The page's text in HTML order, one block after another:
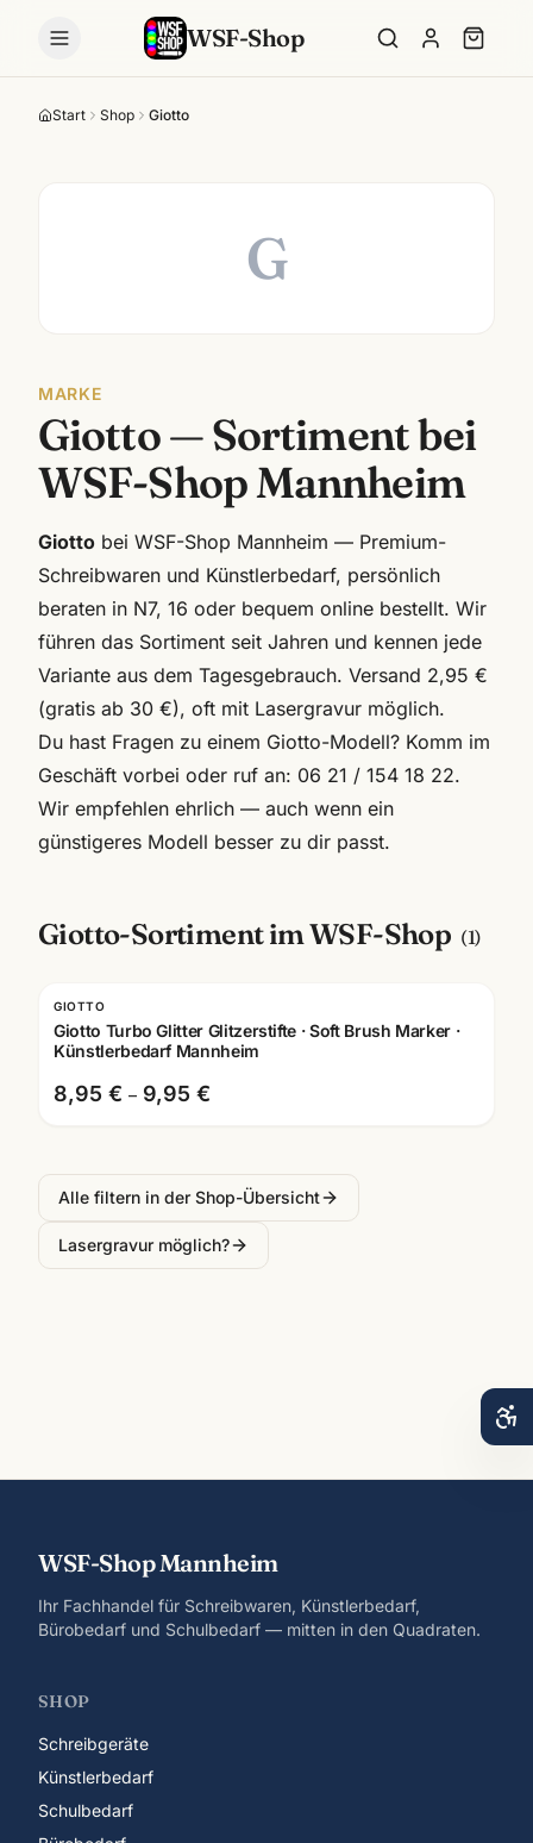
WSF-Shop
Start Shop Giotto
G
MARKE
Giotto— Sortiment bei
WSF-Shop Mannheim
Giotto bei WSF-Shop Mannheim — Premium-
Schreibwaren und Künstlerbedarf, persönlich
beraten in N7, 16 oder bequem online bestellt. Wir
führen das Sortiment seit Jahren und kennen jede
Variante aus dem Tagesgebrauch. Versand 2,95 €
(gratis ab 30 €), oft mit Lasergravur möglich.
Du hast Fragen zu einem Giotto-Modell? Komm im
Geschäft vorbei oder ruf an: 06 21 / 154 18 22.
Wir empfehlen ehrlich — auch wenn ein
günstigeres Modell besser zu dir passt.
Giotto-Sortiment im WSF-Shop (1)
GIOTTO
Giotto Turbo Glitter Glitzerstifte · Soft Brush Marker ·
Künstlerbedarf Mannheim
8,95 € – 9,95 €
Alle filtern in der Shop-Übersicht
Lasergravur möglich?
WSF-Shop Mannheim
Ihr Fachhandel für Schreibwaren, Künstlerbedarf,
Bürobedarf und Schulbedarf — mitten in den Quadraten.
SHOP
Schreibgeräte
Künstlerbedarf
Schulbedarf